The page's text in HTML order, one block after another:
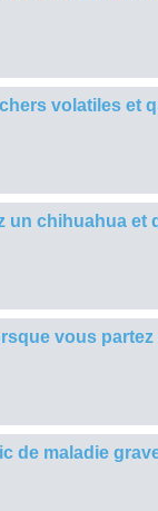
volatiles et
chihuahua
vous partez
de maladie